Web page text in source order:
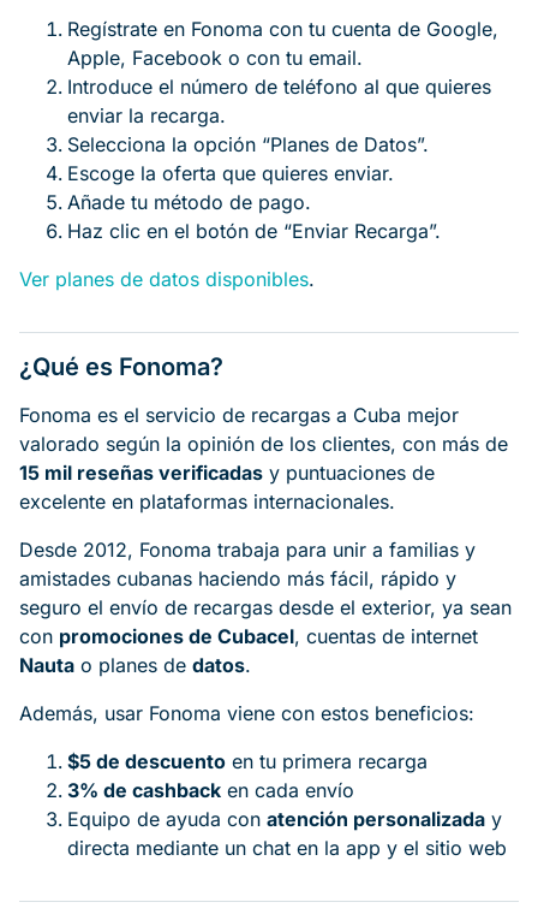
Regístrate en Fonoma con tu cuenta de Google,
Apple, Facebook o con tu email.
Introduce el número de teléfono al que quieres
enviar la recarga.
Selecciona la opción “Planes de Datos”.
Escoge la oferta que quieres enviar.
Añade tu método de pago.
Haz clic en el botón de “Enviar Recarga”.
Ver planes de datos disponibles.
¿Qué es Fonoma?
Fonoma es el servicio de recargas a Cuba mejor
valorado según la opinión de los clientes, con más de
15 mil reseñas verificadas y puntuaciones de
excelente en plataformas internacionales.
Desde 2012, Fonoma trabaja para unir a familias y
amistades cubanas haciendo más fácil, rápido y
seguro el envío de recargas desde el exterior, ya sean
con promociones de Cubacel, cuentas de internet
Nauta o planes de datos.
Además, usar Fonoma viene con estos beneficios:
$5 de descuento en tu primera recarga
3% de cashback en cada envío
Equipo de ayuda con atención personalizada y
directa mediante un chat en la app y el sitio web